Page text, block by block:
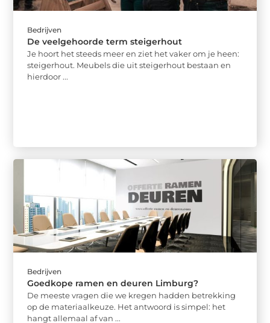
Bedrijven
De veelgehoorde term steigerhout
Je hoort het steeds meer en ziet het vaker om je heen:
steigerhout. Meubels die uit steigerhout bestaan en
hierdoor ...
Bedrijven
Goedkope ramen en deuren Limburg?
De meeste vragen die we kregen hadden betrekking
op de materiaalkeuze. Het antwoord is simpel: het
hangt allemaal af van ...